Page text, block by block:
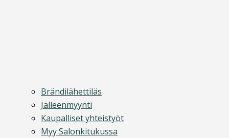
Brändilähettiläs
Jälleenmyynti
Kaupalliset yhteistyöt
Myy Salonkitukussa